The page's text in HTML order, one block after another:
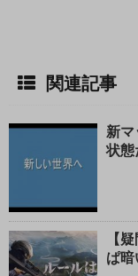
関連記事
新
状態
【
ぱ暗